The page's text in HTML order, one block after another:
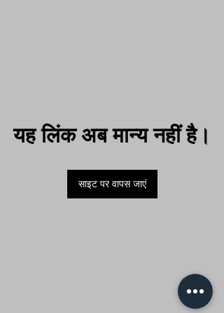
यह लिंक अब मान्य नहीं है।
साइट पर वापस जाएं